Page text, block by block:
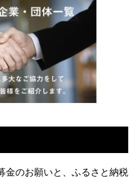
金のお願いと、ふるさと納税